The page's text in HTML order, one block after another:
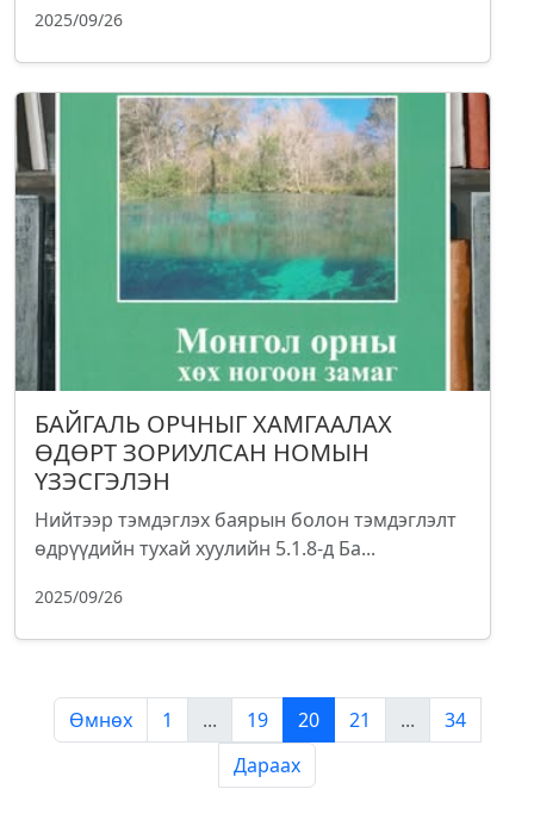
2025/09/26
БАЙГАЛЬ ОРЧНЫГ ХАМГААЛАХ
ӨДӨРТ ЗОРИУЛСАН НОМЫН
ҮЗЭСГЭЛЭН
Нийтээр тэмдэглэх баярын болон тэмдэглэлт
өдрүүдийн тухай хуулийн 5.1.8-д Ба...
2025/09/26
Өмнөх 1 ... 19 20 21 ...
34
Дараах